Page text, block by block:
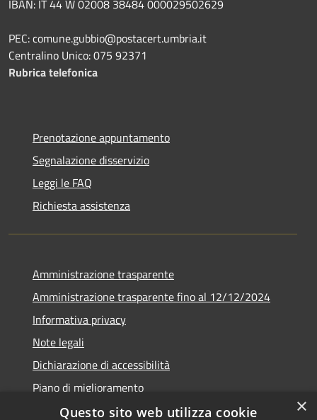
IBAN: IT 44 W 02008 38484 000029502629
PEC: comune.gubbio@postacert.umbria.it
Centralino Unico: 075 92371
Rubrica telefonica
Prenotazione appuntamento
Segnalazione disservizio
Leggi le FAQ
Richiesta assistenza
Amministrazione trasparente
Amministrazione trasparente fino al 12/12/2024
Informativa privacy
Note legali
Dichiarazione di accessibilità
Piano di miglioramento
×
Questo sito web utilizza cookie